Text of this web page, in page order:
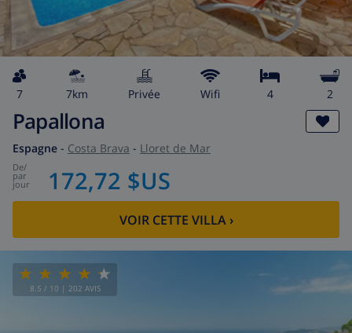
7 7km privée wifi 4 2
Papallona
Espagne - Costa Brava - Lloret de Mar
de/
par
jour 172,72 $US
VOIR CETTE VILLA›
8.5 / 10 | 202 AVIS